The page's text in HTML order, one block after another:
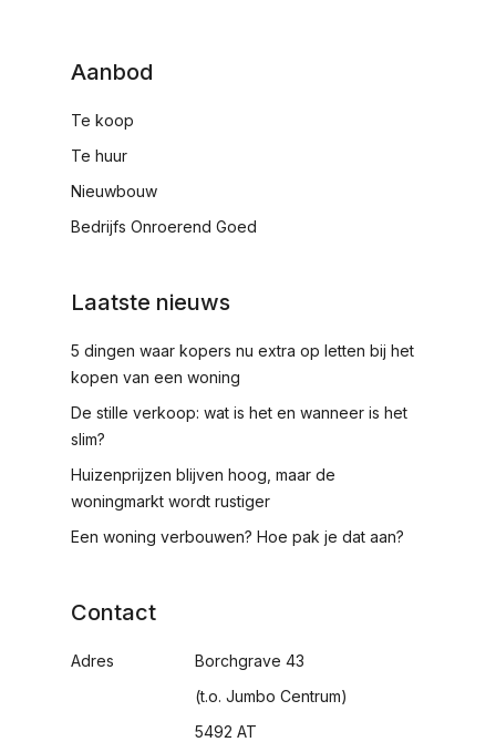
Aanbod
Te koop
Te huur
Nieuwbouw
Bedrijfs Onroerend Goed
Laatste nieuws
5 dingen waar kopers nu extra op letten bij het
kopen van een woning
De stille verkoop: wat is het en wanneer is het
slim?
Huizenprijzen blijven hoog, maar de
woningmarkt wordt rustiger
Een woning verbouwen? Hoe pak je dat aan?
Contact
Adres
Borchgrave 43
(t.o. Jumbo Centrum)
5492 AT